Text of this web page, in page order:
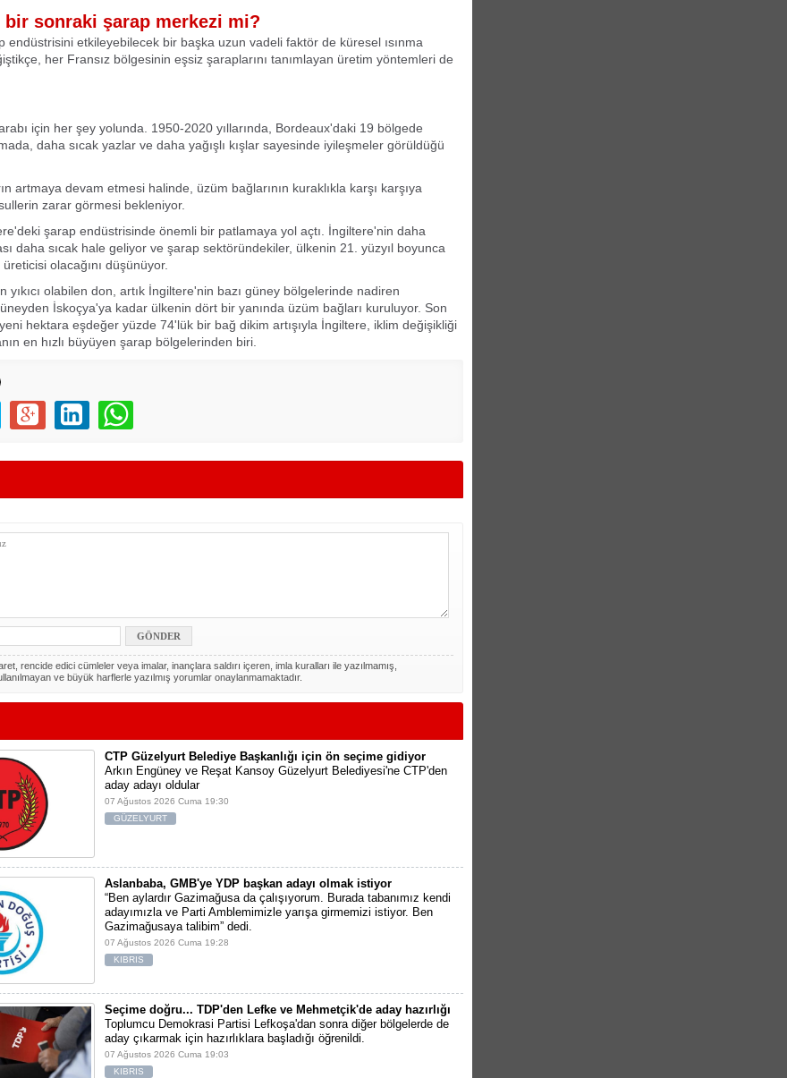
bir sonraki şarap merkezi mi?
endüstrisini etkileyebilecek bir başka uzun vadeli faktör de küresel ısınma
her Fransız bölgesinin eşsiz şaraplarını tanımlayan üretim yöntemleri de
için her şey yolunda. 1950-2020 yıllarında, Bordeaux'daki 19 bölgede
daha sıcak yazlar ve daha yağışlı kışlar sayesinde iyileşmeler görüldüğü
artmaya devam etmesi halinde, üzüm bağlarının kuraklıkla karşı karşıya
zarar görmesi bekleniyor.
şarap endüstrisinde önemli bir patlamaya yol açtı. İngiltere'nin daha
daha sıcak hale geliyor ve şarap sektöründekiler, ülkenin 21. yüzyıl boyunca
olacağını düşünüyor.
yıkıcı olabilen don, artık İngiltere'nin bazı güney bölgelerinde nadiren
İskoçya'ya kadar ülkenin dört bir yanında üzüm bağları kuruluyor. Son
hektara eşdeğer yüzde 74'lük bir bağ dikim artışıyla İngiltere, iklim değişikliği
en hızlı büyüyen şarap bölgelerinden biri.
rencide edici cümleler veya imalar, inançlara saldırı içeren, imla kuralları ile yazılmamış,
ve büyük harflerle yazılmış yorumlar onaylanmamaktadır.
CTP Güzelyurt Belediye Başkanlığı için ön seçime gidiyor
Arkın Engüney ve Reşat Kansoy Güzelyurt Belediyesi'ne CTP'den
aday adayı oldular
07 Ağustos 2026 Cuma 19:30
GÜZELYURT
Aslanbaba, GMB'ye YDP başkan adayı olmak istiyor
“Ben aylardır Gazimağusa da çalışıyorum. Burada tabanımız kendi
adayımızla ve Parti Amblemimizle yarışa girmemizi istiyor. Ben
Gazimağusaya talibim” dedi.
07 Ağustos 2026 Cuma 19:28
KIBRIS
Seçime doğru... TDP'den Lefke ve Mehmetçik'de aday hazırlığı
Toplumcu Demokrasi Partisi Lefkoşa'dan sonra diğer bölgelerde de
aday çıkarmak için hazırlıklara başladığı öğrenildi.
07 Ağustos 2026 Cuma 19:03
KIBRIS